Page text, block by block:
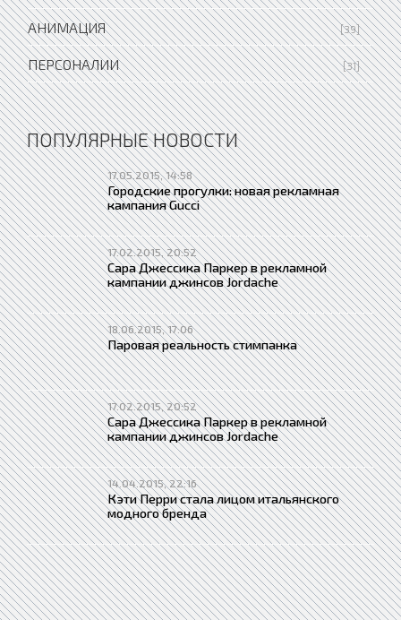
АНИМАЦИЯ [39]
ПЕРСОНАЛИИ [31]
ПОПУЛЯРНЫЕ НОВОСТИ
17.05.2015, 14:58
Городские прогулки: новая рекламная
кампания Gucci
17.02.2015, 20:52
Сара Джессика Паркер в рекламной
кампании джинсов Jordache
18.06.2015, 17:06
Паровая реальность стимпанка
17.02.2015, 20:52
Сара Джессика Паркер в рекламной
кампании джинсов Jordache
14.04.2015, 22:16
Кэти Перри стала лицом итальянского
модного бренда